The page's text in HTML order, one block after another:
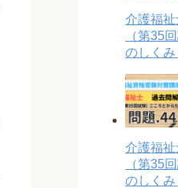
介護福
（第35
のしく
介護福
（第35
のしく